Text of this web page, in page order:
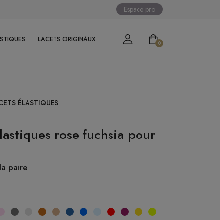
Espace pro
LACETS ORIGINAUX 0
ÉLASTIQUES
rose fuchsia pour
paire